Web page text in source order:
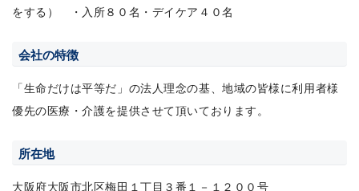
をする） ・入所８０名・デイケア４０名
会社の特徴
「生命だけは平等だ」の法人理念の基、地域の皆様に利用者様
優先の医療・介護を提供させて頂いております。
所在地
大阪府大阪市北区梅田１丁目３番１－１２００号